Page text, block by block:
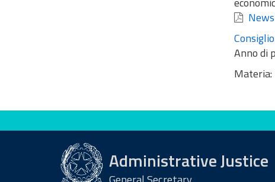
Anno di
Materia:
Evaluate this site
Administrative Justice